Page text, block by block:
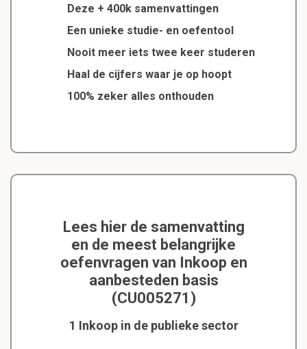
Deze + 400k samenvattingen
Een unieke studie- en oefentool
Nooit meer iets twee keer studeren
Haal de cijfers waar je op hoopt
100% zeker alles onthouden
Lees hier de samenvatting
en de meest belangrijke
oefenvragen van Inkoop en
aanbesteden basis
(CU005271)
1 Inkoop in de publieke sector